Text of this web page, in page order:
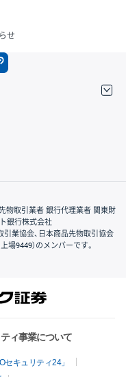
せ
物取引業者 銀行代理業者 関東財
銀行株式会社
引業協会、日本商品先物取引協会
場9449）のメンバーです。
ィ事業について
キュリティ24」